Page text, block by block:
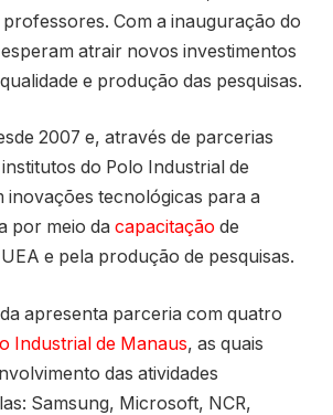
Com a inauguração do
atrair novos investimentos
e produção das pesquisas.
2007 e, através de parcerias
do Polo Industrial de
inovações tecnológicas para a
por meio da capacitação de
e pela produção de pesquisas.
apresenta parceria com quatro
Industrial de Manaus, as quais
das atividades
Samsung, Microsoft, NCR,